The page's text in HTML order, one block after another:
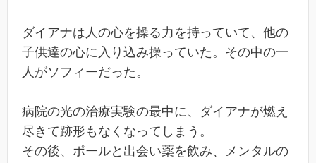
ダイアナは人の心を操る力を持っていて、他の
子供達の心に入り込み操っていた。その中の一
人がソフィーだった。
病院の光の治療実験の最中に、ダイアナが燃え
尽きて跡形もなくなってしまう。
その後、ポールと出会い薬を飲み、メンタルの